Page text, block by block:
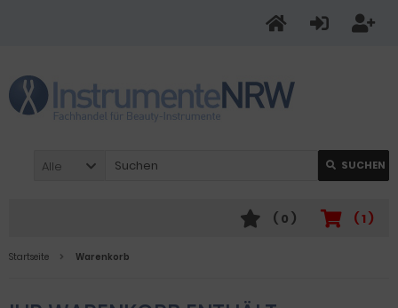
Alle SUCHEN
( 1 )
( 0 )
Startseite Warenkorb